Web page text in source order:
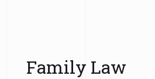
Family Law